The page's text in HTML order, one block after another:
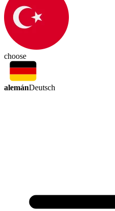
choose
alemánDeutsch